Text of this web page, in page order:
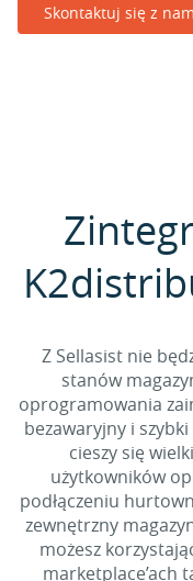
Skontaktuj się z
Z Sellasist nie
stanów
oprogramowania
bezawaryjny i
cieszy się
użytkowników
podłączeniu
zewnętrzny
możesz
marketplace’ach